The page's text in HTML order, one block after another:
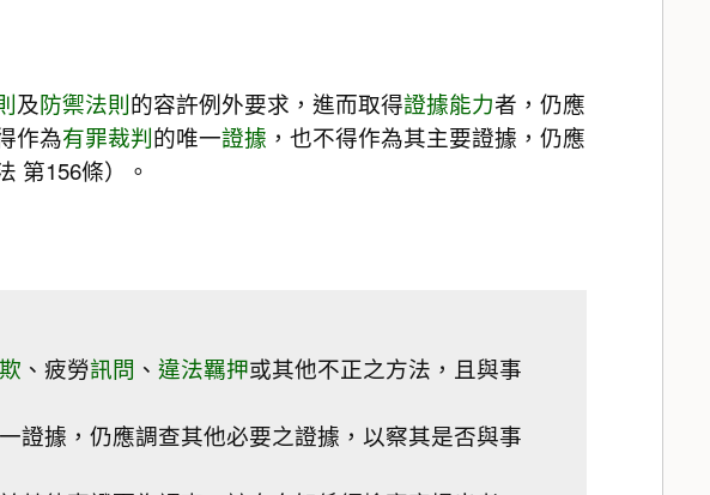
及防禦法則的容許例外要求，進而取得證據能力者，仍應
作為有罪裁判的唯一證據 ，也不得作為其主要證據，仍應
第156條）。
、疲勞訊問 、 違法羈押或其他不正之方法，且與事
證據，仍應調查其他必要之證據，以察其是否與事